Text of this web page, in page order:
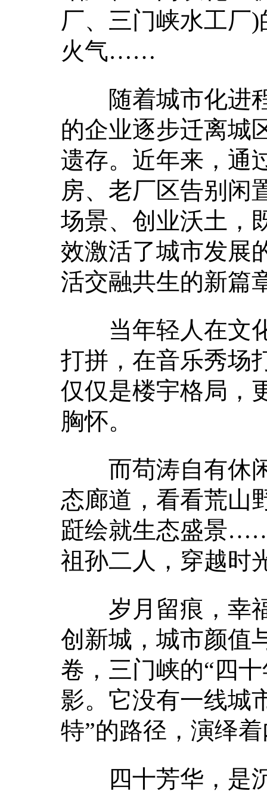
厂、三门峡水工厂
火气……
随着城市化进程
的企业逐步迁离城
遗存。近年来，通
房、老厂区告别闲
场景、创业沃土，
效激活了城市发展
活交融共生的新篇
当年轻人在文化
打拼，在音乐秀场
仅仅是楼宇格局，
胸怀。
而苟涛自有休闲
态廊道，看看荒山
跹绘就生态盛景
祖孙二人，穿越时
岁月留痕，幸福
创新城，城市颜值
卷，三门峡的“四
影。它没有一线城
特”的路径，演绎
四十芳华，是沉